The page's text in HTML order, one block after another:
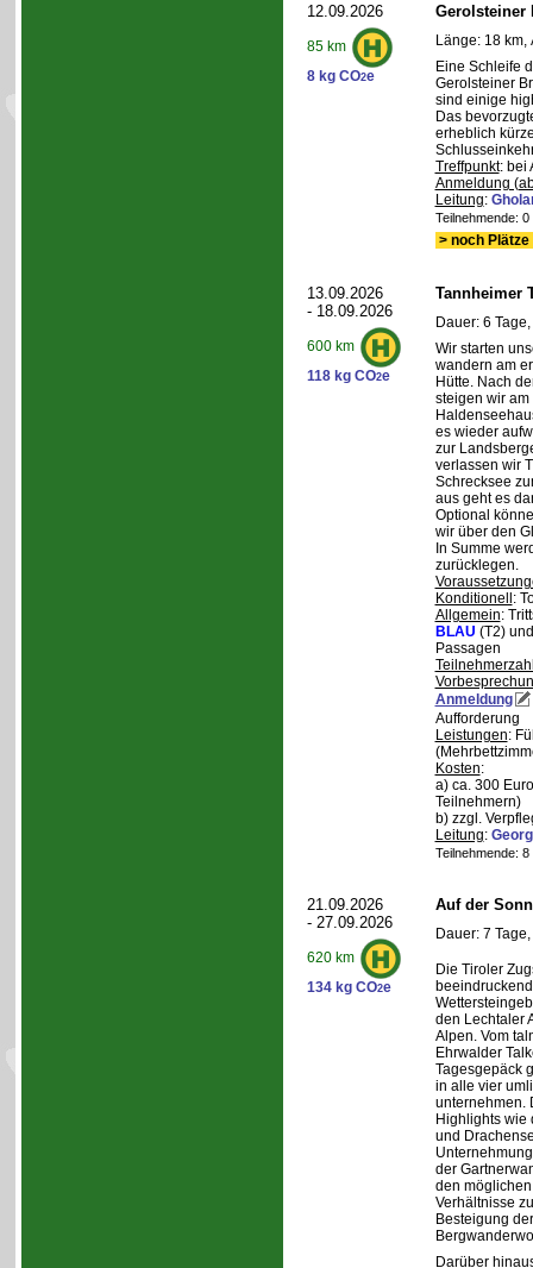
12.09.2026
85 km
8 kg CO2e
Gerolsteiner
Länge: 18 km,
Eine Schleife
Gerolsteiner
sind einige
Das
erheblich
Treffpunkt: bei
Anmeldung
Leitung:
Teilnehmende:
> noch
13.09.2026
- 18.09.2026
600 km
118 kg CO2e
Tannheimer
Dauer: 6
Wir starten
wandern am
Hütte. Nach
steigen wir
es wieder
zur
verlassen wir
Schrecksee
aus geht es
Optional
wir über den
In Summe
zurücklegen.
Konditionell :
Allgemein:
BLAU (T2)
Passagen
Anmeldung
Aufforderung
Leistungen:
Kosten:
a) ca. 300
Teilnehmern)
b) zzgl.
Leitung:
Teilnehmende:
21.09.2026
- 27.09.2026
620 km
134 kg CO2e
Auf der
Dauer: 7
Die Tiroler
den Lechtaler
Alpen. Vom
Ehrwalder
Tagesgepäck
in alle vier
unternehmen.
Highlights wie
und
der
den
Verhältnisse
Besteigung
Darüber